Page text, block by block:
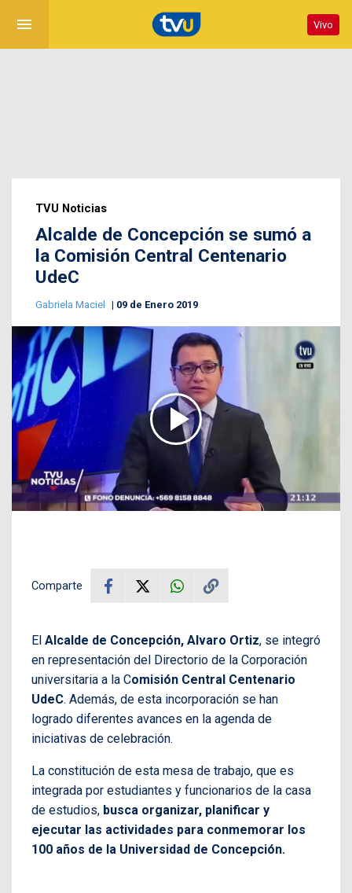
menu Vivo
TVU Noticias
Alcalde de Concepción se sumó a
la Comisión Central Centenario
UdeC
Gabriela Maciel 09 de Enero 2019
Comparte
El Alcalde de Concepción, Alvaro Ortiz, se integró
en representación del Directorio de la Corporación
universitaria a la Comisión Central Centenario
UdeC. Además, de esta incorporación se han
logrado diferentes avances en la agenda de
iniciativas de celebración.
La constitución de esta mesa de trabajo, que es
integrada por estudiantes y funcionarios de la casa
de estudios, busca organizar, planificar y
ejecutar las actividades para conmemorar los
100 años de la Universidad de Concepción.